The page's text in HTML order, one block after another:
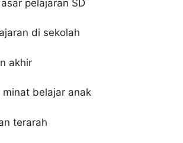
pelajaran SD
di sekolah
akhir
belajar anak
terarah